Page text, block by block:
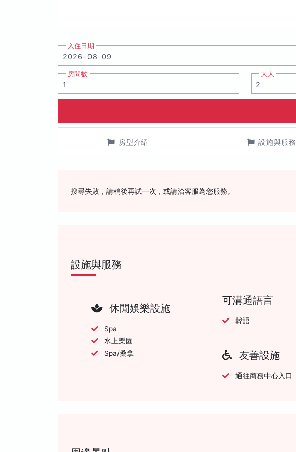
入住日期
房間數 大人
房型介紹 設施與服務
搜尋失敗，請稍後再試一次，或請洽客服為您服務。
設施與服務
休閒娛樂設施
Spa
水上樂園
Spa/桑拿
可溝通語言
韓語
友善設施
通往商務中心入口